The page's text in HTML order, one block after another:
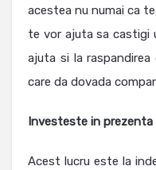
acestea nu numai ca
te vor ajuta sa castigi
ajuta si la raspandirea
care da dovada
Investeste in prezenta
Acest lucru este la